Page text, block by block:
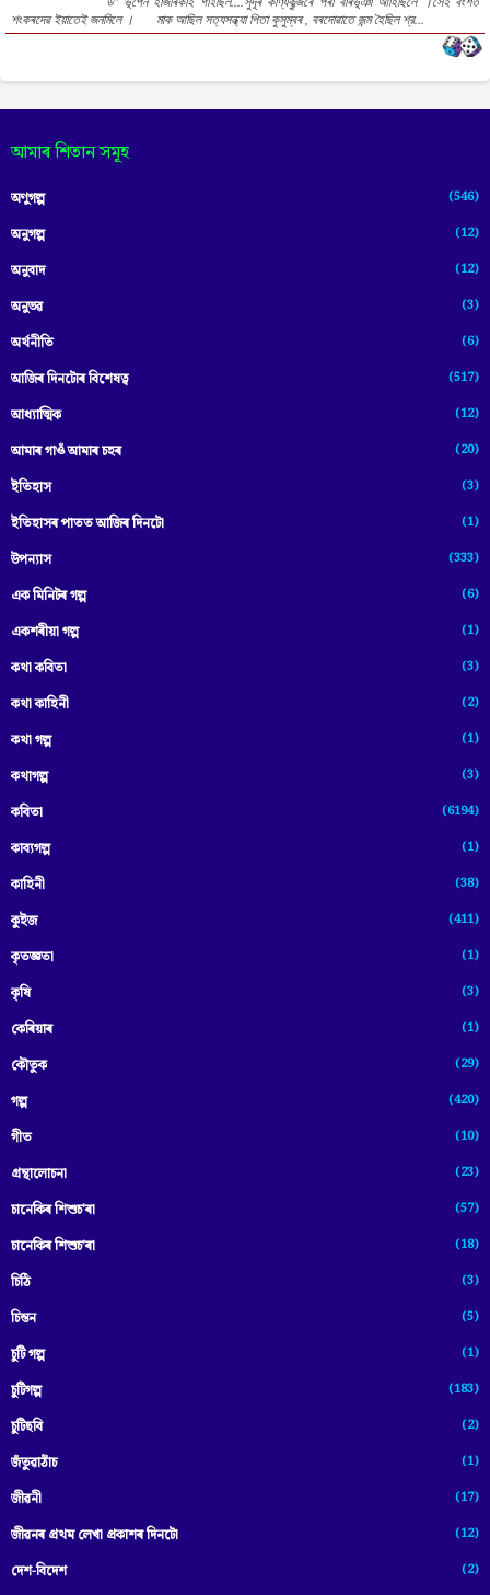
শংকৰদেৱ ইয়াতেই জনমিলে । মাক আছিল সত্যসন্ধ্যা পিতা কুসুম্বৰ , বৰদোৱাতে জন্ম হৈছিল শ্র...
আমাৰ শিতান সমূহ
অণুগল্প (546)
অনুগল্প (12)
অনুবাদ (12)
অনুভৱ (3)
অৰ্থনীতি (6)
আজিৰ দিনটোৰ বিশেষত্ব (517)
আধ্যাত্মিক (12)
আমাৰ গাওঁ আমাৰ চহৰ (20)
ইতিহাস (3)
ইতিহাসৰ পাতত আজিৰ দিনটো (1)
উপন্যাস (333)
এক মিনিটৰ গল্প (6)
একশৰীয়া গল্প (1)
কথা কবিতা (3)
কথা কাহিনী (2)
কথা গল্প (1)
কথাগল্প (3)
কবিতা (6194)
কাব্যগল্প (1)
কাহিনী (38)
কুইজ (411)
কৃতজ্ঞতা (1)
কৃষি (3)
কেৰিয়াৰ (1)
কৌতুক (29)
গল্প (420)
গীত (10)
গ্ৰন্থালোচনা (23)
চানেকিৰ শিশুচ'ৰা (57)
চানেকিৰ শিশুচ’ৰা (18)
চিঠি (3)
চিন্তন (5)
চুটি গল্প (1)
চুটিগল্প (183)
চুটিছবি (2)
জঁতুৱাঠাঁচ (1)
জীৱনী (17)
জীৱনৰ প্ৰথম লেখা প্ৰকাশৰ দিনটো (12)
দেশ-বিদেশ (2)